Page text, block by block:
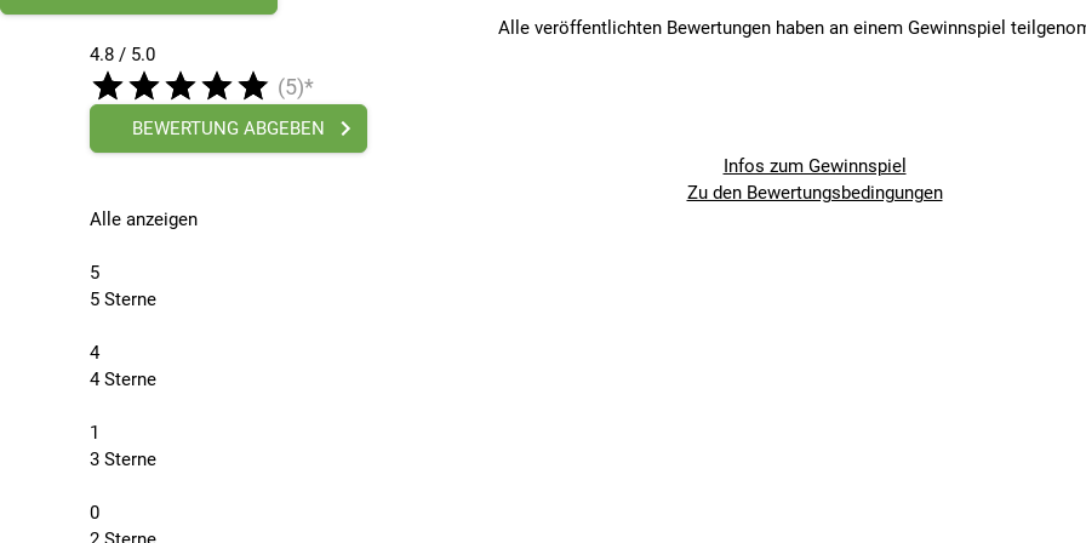
Alle veröffentlichten Bewertungen haben an einem Gewinnspiel
4.8 / 5.0
(5)*
BEWERTUNG ABGEBEN
Infos zum Gewinnspiel
Zu den Bewertungsbedingungen
Alle anzeigen
5
5 Sterne
4
4 Sterne
1
3 Sterne
0